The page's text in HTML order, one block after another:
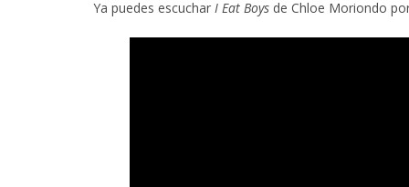
Ya puedes escuchar I Eat Boys de Chloe Moriondo